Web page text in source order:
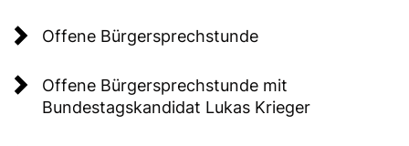
MELDUNGEN
Offene Bürgersprechstunde
Offene Bürgersprechstunde mit
Bundestagskandidat Lukas Krieger